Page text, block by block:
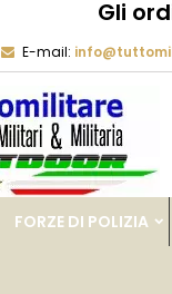
Gli
E-mail:
FORZE DI POLIZIA